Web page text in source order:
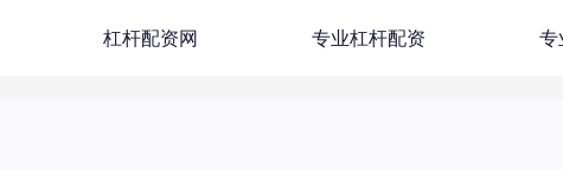
杠杆配资网 专业杠杆配资 专